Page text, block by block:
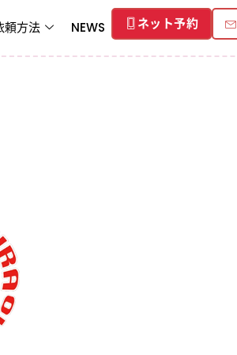
頼方法 NEWS ネット予約